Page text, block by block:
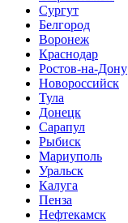
Сургут
Белгород
Воронеж
Краснодар
Ростов-на-Дону
Новороссийск
Тула
Донецк
Сарапул
Рыбиск
Мариуполь
Уральск
Калуга
Пенза
Нефтекамск